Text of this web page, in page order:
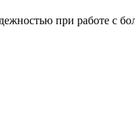
при работе с